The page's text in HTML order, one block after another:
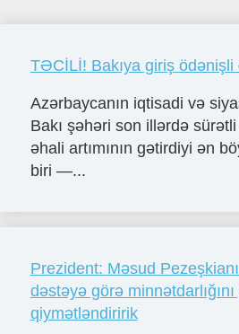
TƏCİLİ! Bakıya giriş ödənişli
Azərbaycanın iqtisadi və
Bakı şəhəri son illərdə
əhali artımının gətirdiyi ən
biri —...
Prezident: Məsud
dəstəyə görə
qiymətləndiririk